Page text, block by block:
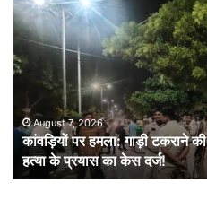
पर
हमला:
गाड़ी
टकराने
पर
खूनी
झड़प,
20
August 7, 2026
कांवड़ियों पर हमला: गाड़ी टकराने
हत्या के प्रयास का केस दर्ज!